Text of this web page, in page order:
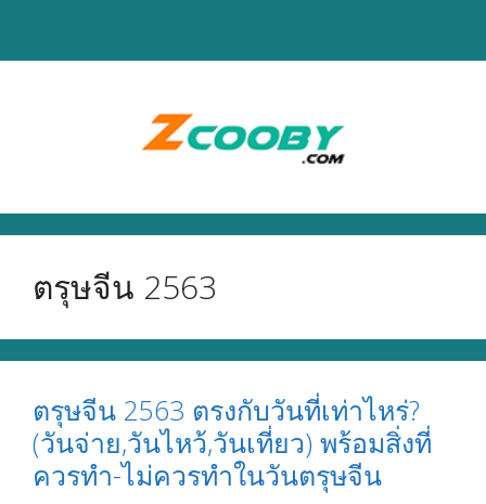
ตรุษจีน 2563
ตรุษจีน 2563 ตรงกับวันที่เท่าไหร่?
(วันจ่าย,วันไหว้,วันเที่ยว) พร้อมสิ่งที่
ควรทำ-ไม่ควรทำในวันตรุษจีน